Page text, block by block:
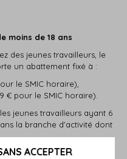
moins de 18 ans
des jeunes travailleurs, le
un abattement fixé à :
le SMIC horaire),
€ pour le SMIC horaire).
jeunes travailleurs ayant 6
la branche d'activité dont
d'apprentissage a
ACCEPTER